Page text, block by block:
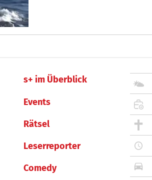
s+ im Überblick
Events
Rätsel
Leserreporter
Comedy